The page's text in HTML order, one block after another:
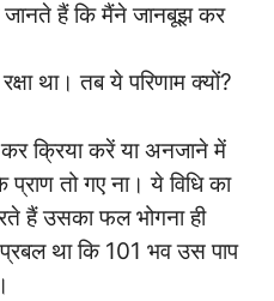
जानते हैं कि मैंने जानबूझ कर
था। तब ये परिणाम क्यों?
क्रिया करें या अनजाने में
तो गए ना। ये विधि का
हैं उसका फल भोगना ही
था कि 101 भव उस पाप